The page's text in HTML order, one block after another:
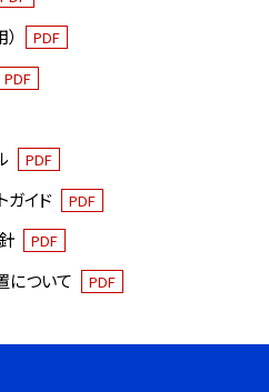
PDF
PDF
PDF
イド PDF
PDF
について PDF